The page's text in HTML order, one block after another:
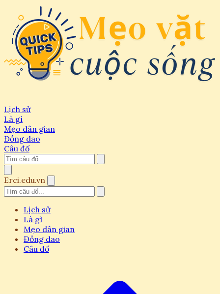
Lịch sử
Là gì
Mẹo dân gian
Đồng dao
Câu đố
Erci.edu.vn
Lịch sử
Là gì
Mẹo dân gian
Đồng dao
Câu đố